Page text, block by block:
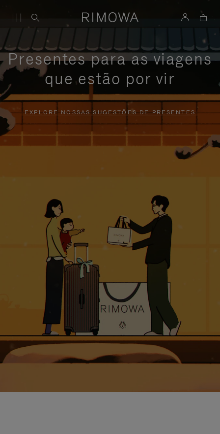
Presentes para as viagens
que estão por vir
EXPLORE NOSSAS SUGESTÕES DE PRESENTES